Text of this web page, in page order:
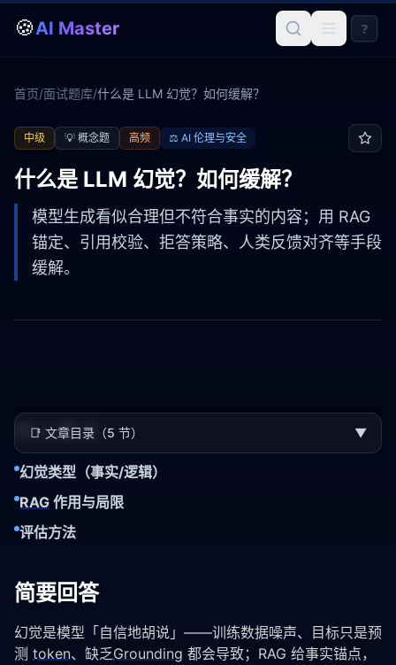
🍪AI Master ?
首页/面试题库/什么是 LLM 幻觉？如何缓解？
中级 💡 概念题 高频 ⚖️ AI 伦理与安全
什么是 LLM 幻觉？如何缓解？
模型生成看似合理但不符合事实的内容；用 RAG
锚定、引用校验、拒答策略、人类反馈对齐等手段
缓解。
📑 文章目录（5 节） ▼
核心要点
幻觉类型（事实/逻辑）
RAG 作用与局限
评估方法
简要回答
幻觉是模型「自信地胡说」——训练数据噪声、目标只是预
测 token、缺乏Grounding 都会导致；RAG 给事实锚点，